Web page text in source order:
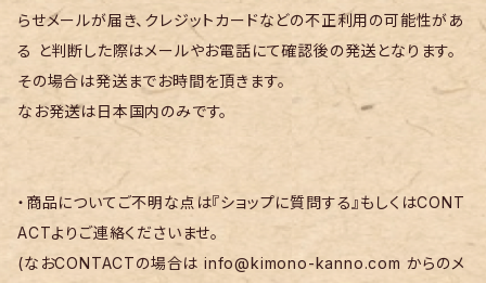
らせメールが届き、クレジットカードなどの不正利用の可能性があ
る と判断した際はメールやお電話にて確認後の発送となります。
その場合は発送までお時間を頂きます。
なお発送は日本国内のみです。
・商品についてご不明な点は『ショップに質問する』もしくはCONT
ACTよりご連絡くださいませ。
(なおCONTACTの場合はinfo@kimono-kanno.com からのメ